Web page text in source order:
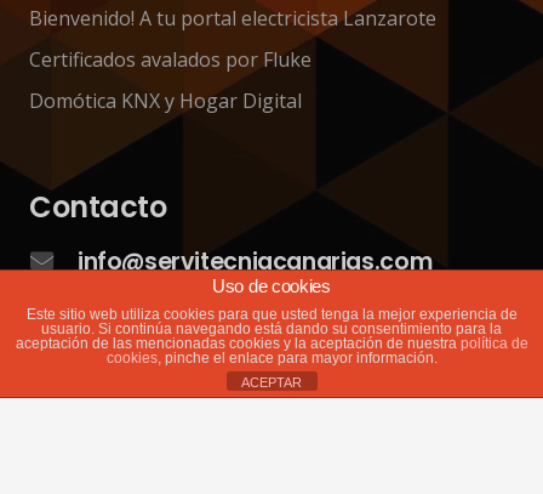
Bienvenido! A tu portal electricista Lanzarote
Certificados avalados por Fluke
Domótica KNX y Hogar Digital
Contacto
info@servitecniacanarias.com
+34 676 177 254
C. Temisas, 53 35500 Arrecife, Lanzarote – Las
Uso de cookies
Este sitio web utiliza cookies para que usted tenga la mejor experiencia de
usuario. Si continúa navegando está dando su consentimiento para la
aceptación de las mencionadas cookies y la aceptación de nuestra política de
cookies, pinche el enlace para mayor información.
ACEPTAR